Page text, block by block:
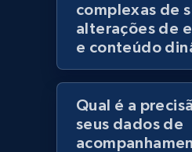
Lowes.com
URL, Domain, Marketplace
Model number, Gtin ean
more.
991+ 162+
complexas de
alterações de
e conteúdo
Qual é a
seus dados de